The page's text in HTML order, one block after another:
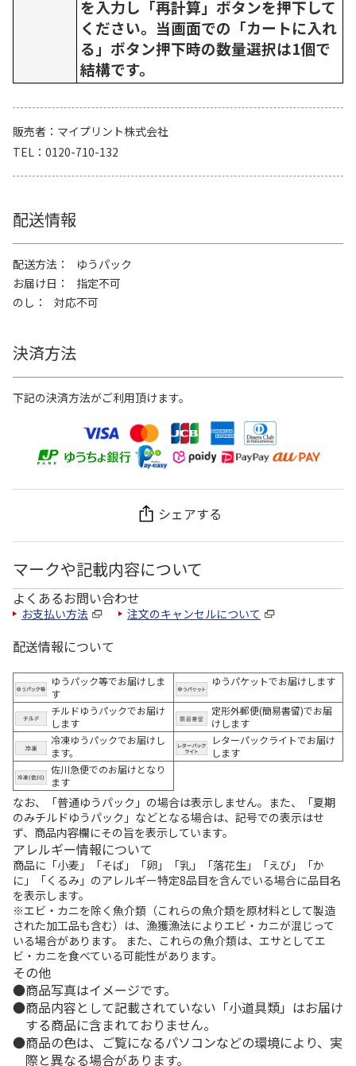
を入力し「再計算」ボタンを押下して
ください。当画面での「カートに入れ
る」ボタン押下時の数量選択は1個で
結構です。
販売者
マイプリント株式会社
TEL
0120-710-132
配送情報
配送方法
ゆうパック
お届け日
指定不可
のし
対応不可
決済方法
下記の決済方法がご利用頂けます。
シェアする
マークや記載内容について
よくあるお問い合わせ
お支払い方法 注文のキャンセルについて
配送情報について
ゆうパック等でお届けしま
す
ゆうパケットでお届けします
チルドゆうパックでお届け
します
定形外郵便(簡易書留)でお届
けします
冷凍ゆうパックでお届けし
ます。
レターパックライトでお届け
します
佐川急便でのお届けとなり
ます
なお、「普通ゆうパック」の場合は表示しません。また、「夏期
のみチルドゆうパック」などとなる場合は、記号での表示はせ
ず、商品内容欄にその旨を表示しています。
アレルギー情報について
商品に「小麦」「そば」「卵」「乳」「落花生」「えび」「か
に」「くるみ」のアレルギー特定8品目を含んでいる場合に品目名
を表示します。
※エビ・カニを除く魚介類（これらの魚介類を原材料として製造
された加工品も含む）は、漁獲漁法によりエビ・カニが混じって
いる場合があります。 また、これらの魚介類は、エサとしてエ
ビ・カニを食べている可能性があります。
その他
商品写真はイメージです。
商品内容として記載されていない「小道具類」はお届け
する商品に含まれておりません。
商品の色は、ご覧になるパソコンなどの環境により、実
際と異なる場合があります。